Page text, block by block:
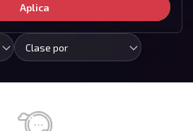
Aplica
Clase por